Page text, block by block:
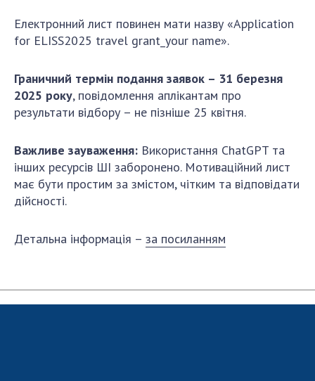
Електронний лист повинен мати назву «Application
for ELISS2025 travel grant_your name».
Граничний термін подання заявок – 31 березня
2025 року, повідомлення аплікантам про
результати відбору – не пізніше 25 квітня.
Важливе зауваження: Використання ChatGPT та
інших ресурсів ШІ заборонено. Мотиваційний лист
має бути простим за змістом, чітким та відповідати
дійсності.
Детальна інформація – за посиланням